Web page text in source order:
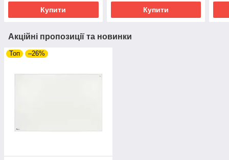
Купити Купити
Акційні пропозиції та новинки
Топ –26%